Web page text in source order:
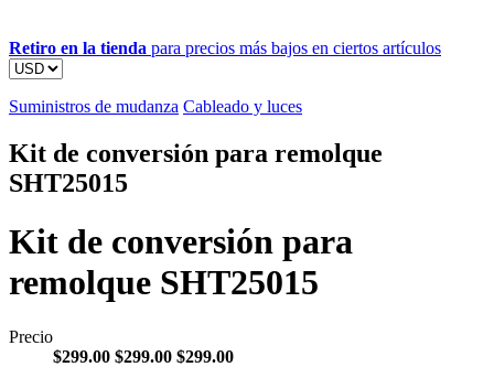
Retiro en la tienda para precios más bajos en ciertos artículos
Suministros de mudanza Cableado y luces
Kit de conversión para remolque
SHT25015
Kit de conversión para
remolque SHT25015
Precio
$299.00 $299.00 $299.00